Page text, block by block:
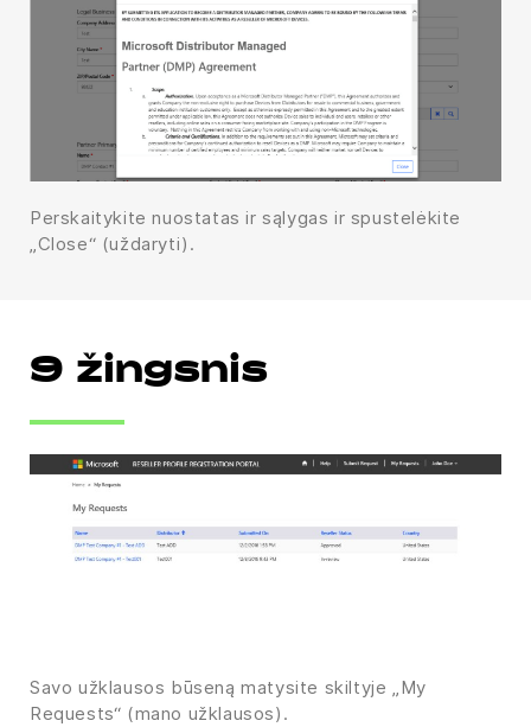
Perskaitykite nuostatas ir sąlygas ir spustelėkite
„Close“ (uždaryti).
9 žingsnis
Savo užklausos būseną matysite skiltyje „My
Requests“ (mano užklausos).